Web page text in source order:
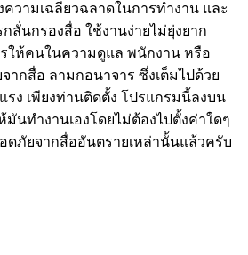
วามเฉลียวฉลาดในการทำงาน และ
ลั่นกรองสื่อ ใช้งานง่ายไม่ยุ่งยาก
ให้คนในความดูแล พนักงาน หรือ
กสื่อ ลามกอนาจาร ซึ่งเต็มไปด้วย
ง เพียงท่านติดตั้ง โปรแกรมนี้ลงบน
มันทำงานเองโดยไม่ต้องไปตั้งค่าใดๆ
ดภัยจากสื่ออันตรายเหล่านั้นแล้วครับ